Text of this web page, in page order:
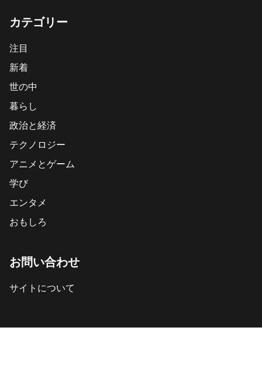
カテゴリー
注目
新着
世の中
暮らし
政治と経済
テクノロジー
アニメとゲーム
学び
エンタメ
おもしろ
お問い合わせ
サイトについて